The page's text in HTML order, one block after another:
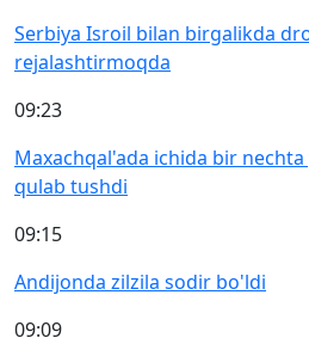
Serbiya Isroil bilan birgalikda
rejalashtirmoqda
09:23
Maxachqal'ada ichida bir
qulab tushdi
09:15
Andijonda zilzila sodir bo'ldi
09:09